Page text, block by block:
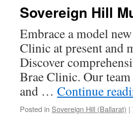
Sovereign Hill
Embrace a model
Clinic at present and
Discover
Brae Clinic. Our
and … Continue
Posted in Sovereign Hill (Ballarat) |